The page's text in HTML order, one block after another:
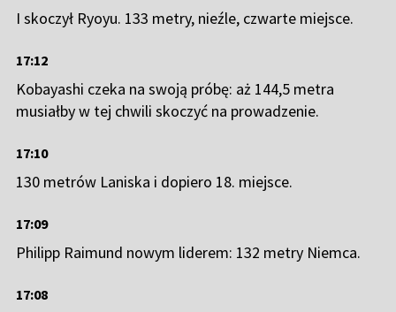
I skoczył Ryoyu. 133 metry, nieźle, czwarte miejsce.
17:12
Kobayashi czeka na swoją próbę: aż 144,5 metra
musiałby w tej chwili skoczyć na prowadzenie.
17:10
130 metrów Laniska i dopiero 18. miejsce.
17:09
Philipp Raimund nowym liderem: 132 metry Niemca.
17:08